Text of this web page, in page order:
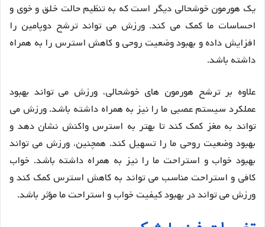
یک هورمون خوشحالی دیگر است که به تنظیم حالت خلق و خوی و
احساسات ما کمک می کند. ورزش می تواند ترشح دوپامین را
افزایش داده و بهبود وضعیت روحی و کاهش استرس را به همراه
داشته باشد.
علاوه بر ترشح هورمون های خوشحالی، ورزش می تواند بهبود
عملکرد سیستم عصبی ما را نیز به همراه داشته باشد. ورزش می
تواند به مغز کمک کند تا بهتر به استرس واکنش نشان دهد و
بهبود وضعیت روحی ما را تسهیل کند. همچنین، ورزش می تواند
بهبود خواب و استراحت ما را نیز به همراه داشته باشد. خواب
کافی و استراحت مناسب می تواند به کاهش استرس کمک کند و
ورزش می تواند در بهبود کیفیت خواب و استراحت ما مؤثر باشد.